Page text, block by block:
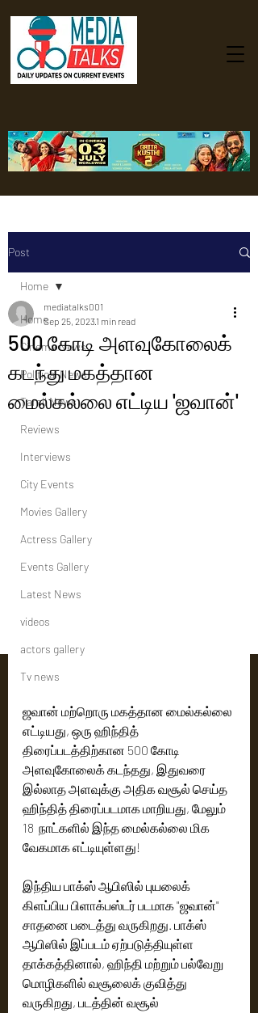
Post
Home
Cinema News
Political News
Tamil News
Reviews
Interviews
City Events
Movies Gallery
Actress Gallery
Events Gallery
Latest News
videos
actors gallery
Tv news
Home
500 கோடி அளவுகோலைக்
கடந்து மகத்தான
மைல்கல்லை எட்டிய 'ஜவான்'
mediatalks001
Sep 25, 2023 1 min read
ஜவான் மற்றொரு மகத்தான மைல்கல்லை
எட்டியது, ஒரு ஹிந்தித்
திரைப்படத்திற்கான 500 கோடி
அளவுகோலைக் கடந்தது, இதுவரை
இல்லாத அளவுக்கு அதிக வசூல் செய்த
ஹிந்தித் திரைப்படமாக மாறியது, மேலும்
18  நாட்களில் இந்த மைல்கல்லை மிக
வேகமாக எட்டியுள்ளது!
இந்திய பாக்ஸ் ஆபிஸில் புயலைக்
கிளப்பிய பிளாக்பஸ்டர் படமாக "ஜவான்"
சாதனை படைத்து வருகிறது. பாக்ஸ்
ஆபிஸில் இப்படம் ஏற்படுத்தியுள்ள
தாக்கத்தினால், ஹிந்தி மற்றும் பல்வேறு
மொழிகளில் வசூலைக் குவித்து
வருகிறது, படத்தின் வசூல்